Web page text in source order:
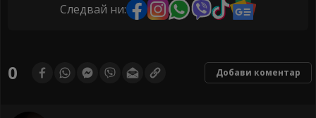
Следвай ни:
0 Добави коментар